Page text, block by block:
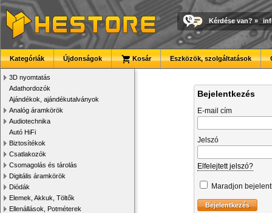
Kérdése van? »
Kategóriák Újdonságok Kosár Eszközök, szolgáltatások
3D nyomtatás
Adathordozók
Ajándékok, ajándékutalványok
Analóg áramkörök
Audiotechnika
Autó HiFi
Biztosítékok
Csatlakozók
Csomagolás és tárolás
Digitális áramkörök
Diódák
Elemek, Akkuk, Töltők
Ellenállások, Potméterek
Bejelentkezés
E-mail cím
Jelszó
Elfelejtett jelszó?
Maradjon